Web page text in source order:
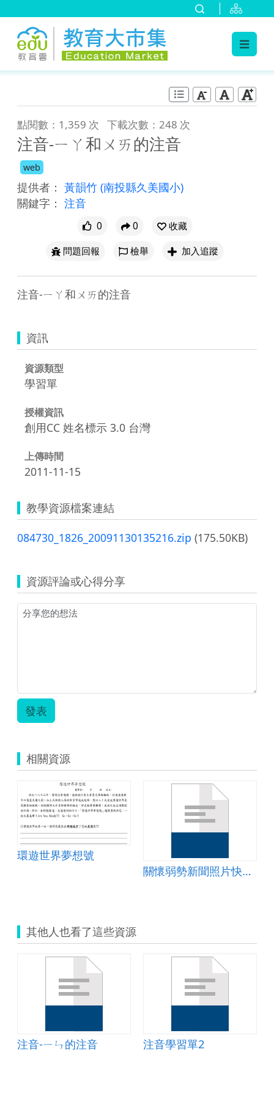
點閱數：1,359 次 下載次數：248 次
注音-ㄧㄚ和ㄨㄞ的注音
web
提供者： 黃韻竹 (南投縣久美國小)
關鍵字： 注音
0 0
收藏
問題回報
檢舉 加入追蹤
注音-ㄧㄚ和ㄨㄞ的注音
資訊
資源類型
學習單
授權資訊
創用CC 姓名標示 3.0 台灣
上傳時間
2011-11-15
教學資源檔案連結
084730_1826_20091130135216.zip (175.50KB)
資源評論或心得分享
發表
相關資源
環遊世界夢想號
關懷弱勢新聞照片快快報
其他人也看了這些資源
注音-ㄧㄣ的注音 注音學習單2